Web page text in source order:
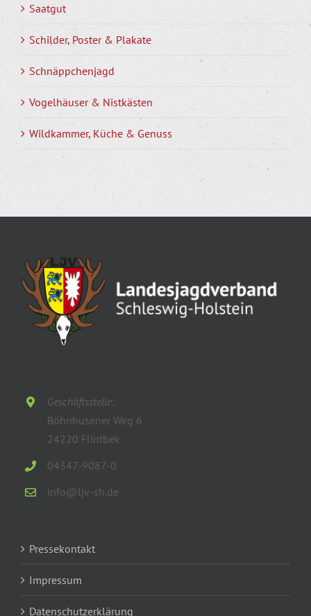
Saatgut
Schilder, Poster & Plakate
Schnäppchenjagd
Vogelhäuser & Nistkästen
Wildkammer, Küche & Genuss
Geschäftsstelle:
Böhnhusener Weg 6
24220 Flintbek
04347-9087-0
info@ljv-sh.de
Pressekontakt
Impressum
Datenschutzerklärung